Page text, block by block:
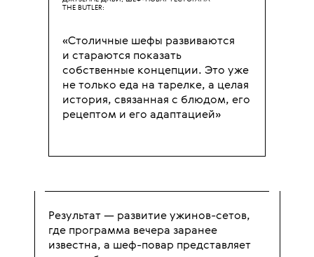
THE BUTLER:
«Столичные шефы развиваются
и стараются показать
собственные концепции. Это уже
не только еда на тарелке, а целая
история, связанная с блюдом, его
рецептом и его адаптацией»
Результат — развитие ужинов-сетов,
где программа вечера заранее
известна, а шеф-повар представляет